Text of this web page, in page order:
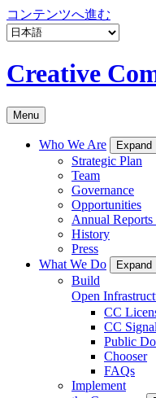
コンテンツへ進む
Creative
Menu
Who We Are Expand
Strategic Plan
Team
Governance
Opportunities
Annual
History
Press
What We Do
Expand
Build
Open
CC
CC
Public
Chooser
FAQs
Implement